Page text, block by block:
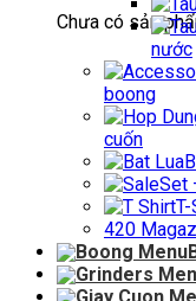
Chưa có sản
nước
boong
cuốn
Set
420